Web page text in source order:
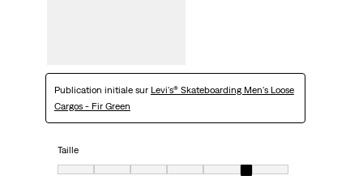
Publication initiale sur Levi's® Skateboarding Men's Loose
Cargos - Fir Green
Taille
Taille, 6 sur 7, où 1 est égal à Très petit et 7 est égal à Très grand